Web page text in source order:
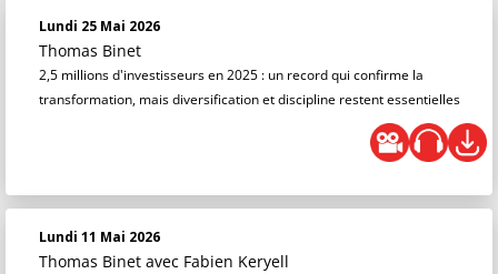
Lundi 25 Mai 2026
Thomas Binet
2,5 millions d'investisseurs en 2025 : un record qui confirme la
transformation, mais diversification et discipline restent essentielles
Lundi 11 Mai 2026
Thomas Binet avec Fabien Keryell